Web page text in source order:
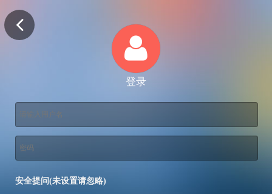
登录
安全提问(未设置请忽略)